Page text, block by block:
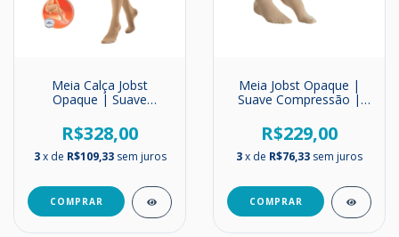
Meia Calça Jobst
Opaque | Suave
20mmHg
R$328,00
3 x de R$109,33 sem juros
COMPRAR
Meia Jobst Opaque |
Suave Compressão |
Joelho (NOVA)
R$229,00
3x de R$76,33 sem juros
COMPRAR